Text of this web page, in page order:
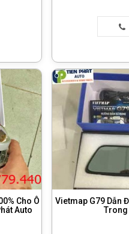
Cho Ô
Auto
Vietmap G79 Dẫn
Trong